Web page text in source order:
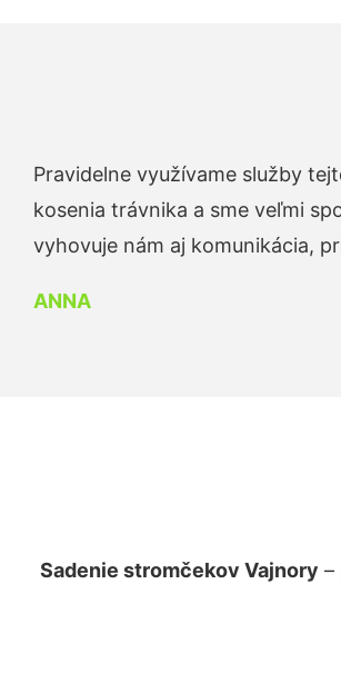
Pravidelne využívame služby
kosenia trávnika a sme veľmi
vyhovuje nám aj komunikácia,
ANNA
Sadenie stromčekov Vajnory –